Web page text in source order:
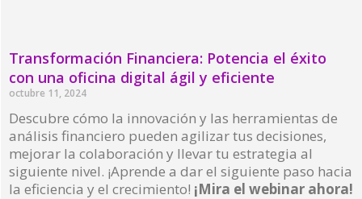
Transformación Financiera: Potencia el éxito
con una oficina digital ágil y eficiente
octubre 11, 2024
Descubre cómo la innovación y las herramientas de
análisis financiero pueden agilizar tus decisiones,
mejorar la colaboración y llevar tu estrategia al
siguiente nivel. ¡Aprende a dar el siguiente paso hacia
la eficiencia y el crecimiento! ¡Mira el webinar ahora!